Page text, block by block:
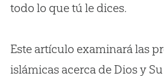
todo lo que tú le dices.
Este artículo examinará las
islámicas acerca de Dios y